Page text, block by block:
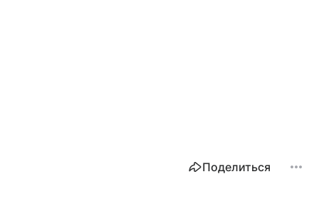
Поделиться